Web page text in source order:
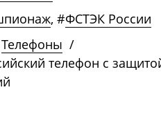
, #ФСТЭК России
Телефоны /
телефон с